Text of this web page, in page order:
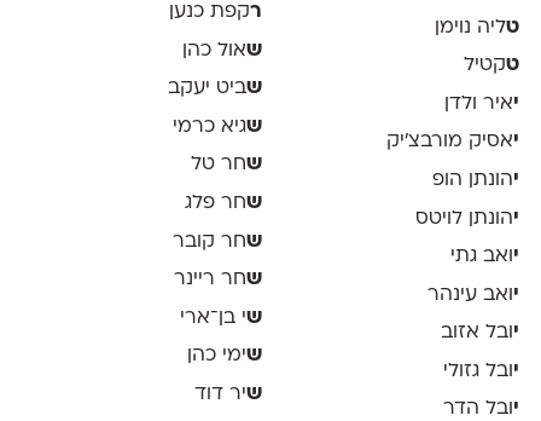
טליה נוימן
טקטיל
יאיר ולדן
יאסיק מורבצ'יק
יהונתן הופ
יהונתן לויטס
י ואב גתי
י ואב עינהר
יובל אזוב
י ובל גזולי
יובל הדר
רקפת כנען
שאול כהן
שביט יעקב
שגיא כרמי
שחר טל
שחר פלג
שחר קובר
שחר ריינר
שי בן־ארי
שימי כהן
שיר דוד